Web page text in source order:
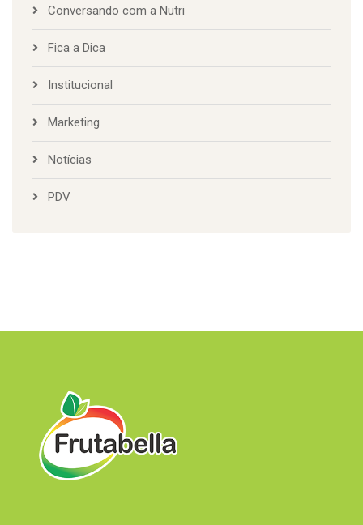
Conversando com a Nutri
Fica a Dica
Institucional
Marketing
Notícias
PDV